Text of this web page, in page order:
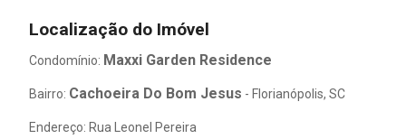
Localização do Imóvel
Condomínio: Maxxi Garden Residence
Bairro: Cachoeira Do Bom Jesus - Florianópolis, SC
Endereço: Rua Leonel Pereira